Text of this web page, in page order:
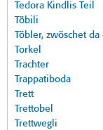
Tedora Kindlis Teil
Töbili
Töbler, zwöschet da
Torkel
Trachter
Trappatiboda
Trett
Trettobel
Trettwegli